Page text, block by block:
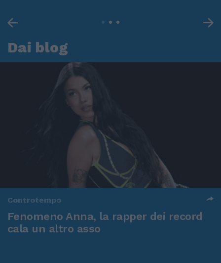
Dai blog
Controtempo
Fenomeno Anna, la rapper dei record
cala un altro asso